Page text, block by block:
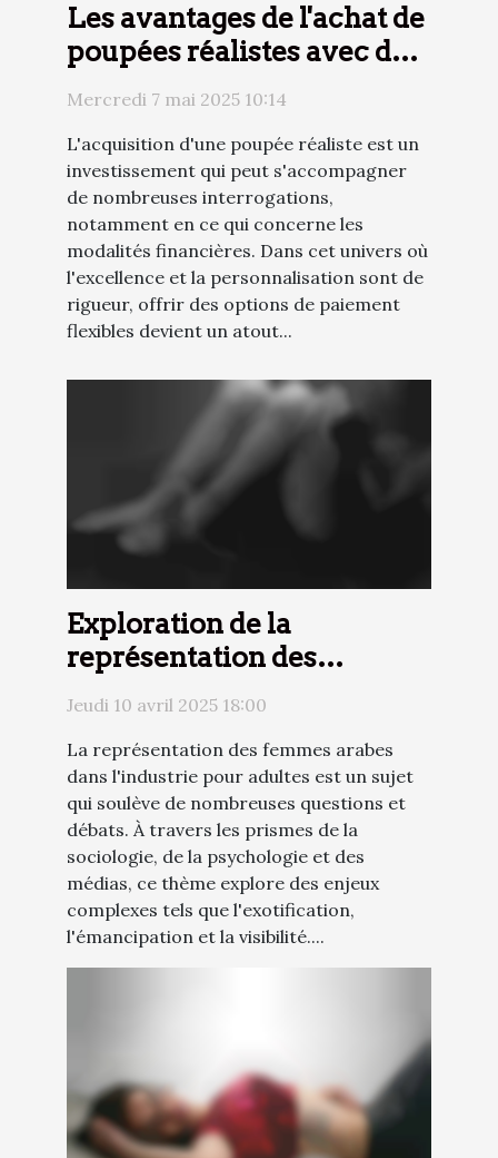
Les avantages de l'achat de
poupées réalistes avec des
options de paiement
Mercredi 7 mai 2025 10:14
L'acquisition d'une poupée réaliste est un
investissement qui peut s'accompagner
de nombreuses interrogations,
notamment en ce qui concerne les
modalités financières. Dans cet univers où
l'excellence et la personnalisation sont de
rigueur, offrir des options de paiement
flexibles devient un atout...
Exploration de la
représentation des
femmes arabes dans
Jeudi 10 avril 2025 18:00
La représentation des femmes arabes
dans l'industrie pour adultes est un sujet
qui soulève de nombreuses questions et
débats. À travers les prismes de la
sociologie, de la psychologie et des
médias, ce thème explore des enjeux
complexes tels que l'exotification,
l'émancipation et la visibilité....